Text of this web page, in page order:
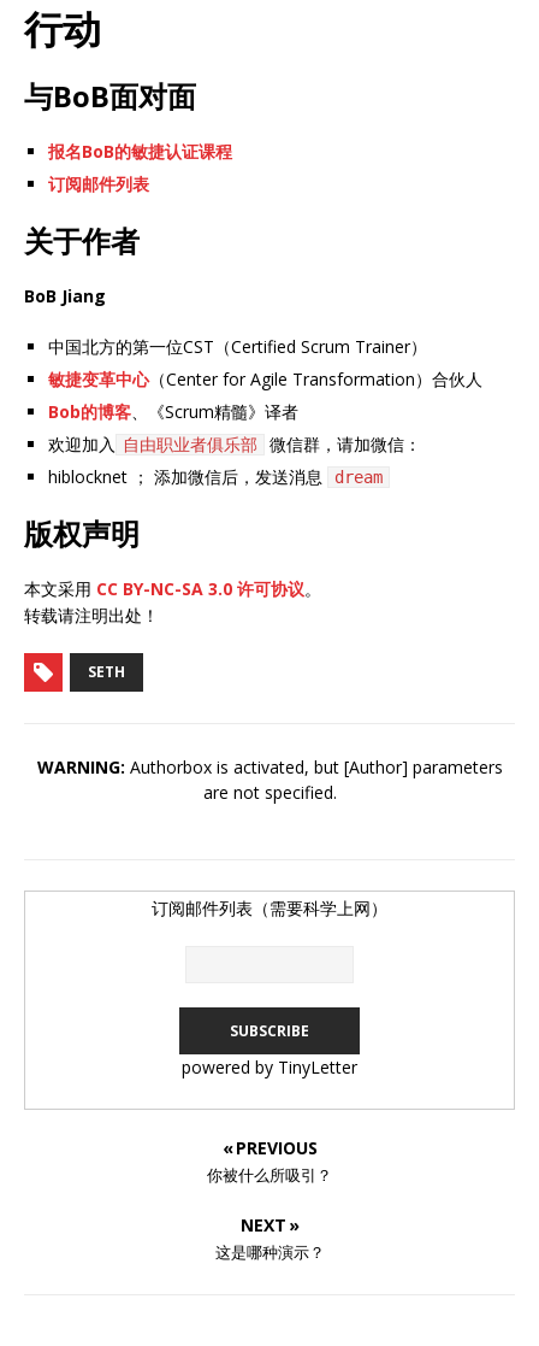
行动
与BoB面对面
报名BoB的敏捷认证课程
订阅邮件列表
关于作者
BoB Jiang
中国北方的第一位CST（Certified Scrum Trainer）
敏捷变革中心（Center for Agile Transformation）合伙人
Bob的博客 、《Scrum精髓》译者
欢迎加入
自由职业者俱乐部
微信群，请加微信：
hiblocknet ； 添加微信后，发送消息
dream
版权声明
本文采用 CC BY-NC-SA 3.0 许可协议。
转载请注明出处！
SETH
WARNING: Authorbox is activated, but [Author] parameters
are not specified.
订阅邮件列表（需要科学上网）
powered by TinyLetter
« PREVIOUS
你被什么所吸引？
NEXT »
这是哪种演示？